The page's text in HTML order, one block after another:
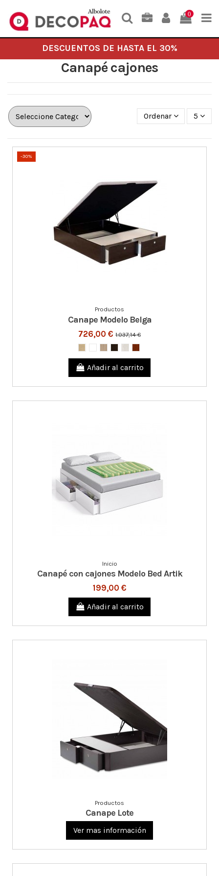
0
DESCUENTOS DE HASTA EL 30%
Canapé cajones
Ordenar 5
-30%
Productos
Canape Modelo Belga
726,00 € 1.037,14 €
Añadir al carrito
Inicio
Canapé con cajones Modelo Bed Artik
199,00 €
Añadir al carrito
Productos
Canape Lote
Ver mas información